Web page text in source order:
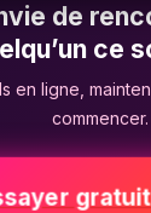
de
ce
en ligne,
commencer.